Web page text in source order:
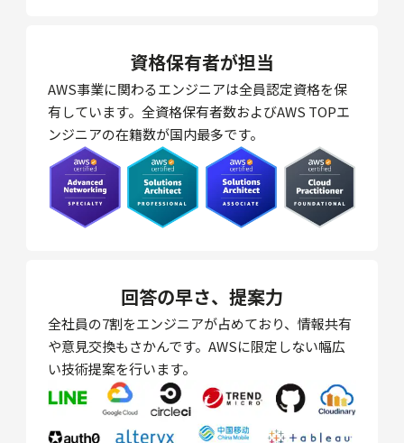
資格保有者が担当
AWS事業に関わるエンジニアは全員認定資格を保
有しています。全資格保有者数およびAWS TOPエ
ンジニアの在籍数が国内最多です。
回答の早さ、提案力
全社員の7割をエンジニアが占めており、情報共有
や意見交換もさかんです。AWSに限定しない幅広
い技術提案を行います。